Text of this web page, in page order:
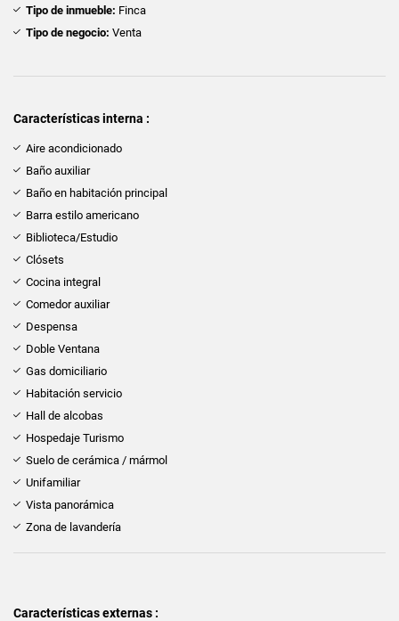
Tipo de inmueble: Finca
Tipo de negocio: Venta
Características interna :
Aire acondicionado
Baño auxiliar
Baño en habitación principal
Barra estilo americano
Biblioteca/Estudio
Clósets
Cocina integral
Comedor auxiliar
Despensa
Doble Ventana
Gas domiciliario
Habitación servicio
Hall de alcobas
Hospedaje Turismo
Suelo de cerámica / mármol
Unifamiliar
Vista panorámica
Zona de lavandería
Características externas :